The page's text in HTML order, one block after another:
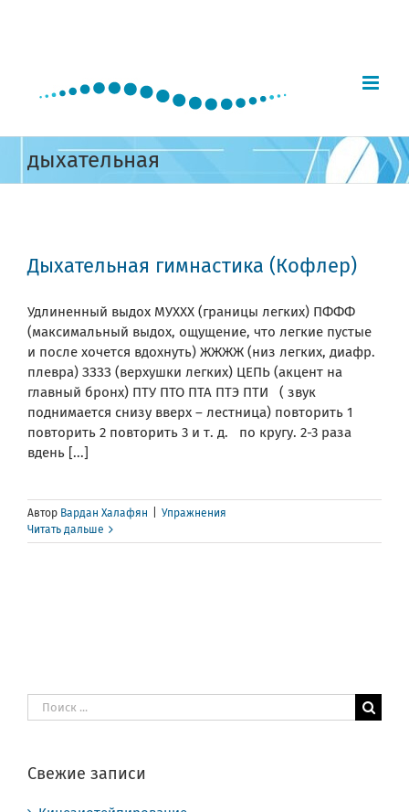
дыхательная
Дыхательная гимнастика (Кофлер)
Удлиненный выдох МУХХХ (границы легких) ПФФФ
(максимальный выдох, ощущение, что легкие пустые
и после хочется вдохнуть) ЖЖЖЖ (низ легких, диафр.
плевра) ЗЗЗЗ (верхушки легких) ЦЕПЬ (акцент на
главный бронх) ПТУ ПТО ПТА ПТЭ ПТИ ( звук
поднимается снизу вверх – лестница) повторить 1
повторить 2 повторить 3 и т. д. по кругу. 2-3 раза
вдень [...]
Автор Вардан Халафян
Упражнения
Читать дальше
Результат
поиска:
Свежие записи